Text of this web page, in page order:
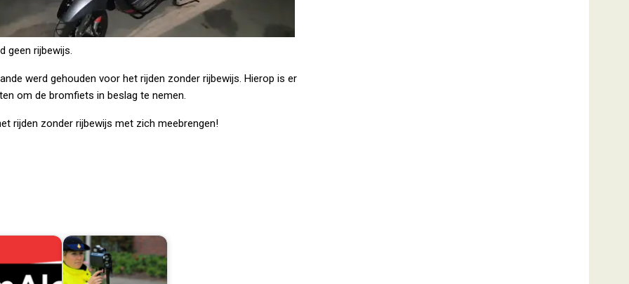
geen rijbewijs.
werd gehouden voor het rijden zonder rijbewijs. Hierop is er
om de bromfiets in beslag te nemen.
rijden zonder rijbewijs met zich meebrengen!